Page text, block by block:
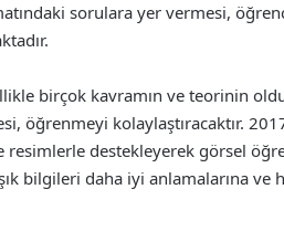
sorulara yer vermesi,
birçok kavramın ve teorinin
öğrenmeyi kolaylaştıracaktır.
resimlerle destekleyerek görsel
bilgileri daha iyi anlamalarına ve